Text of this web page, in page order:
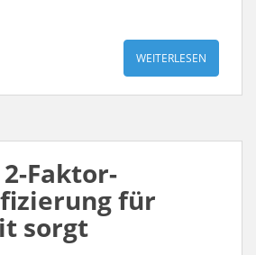
WEITERLESEN
Faktor-
für
sorgt